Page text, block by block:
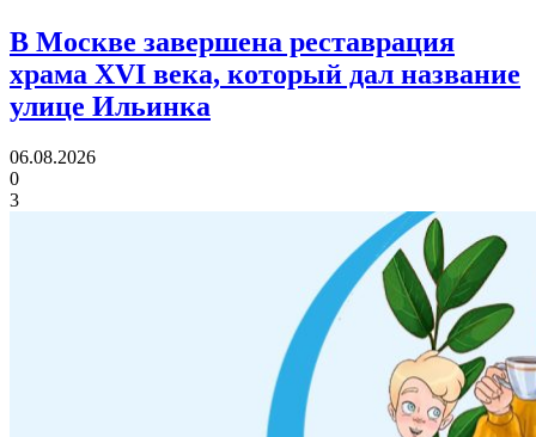
В Москве завершена реставрация
храма XVI века, который дал название
улице Ильинка
06.08.2026
0
3